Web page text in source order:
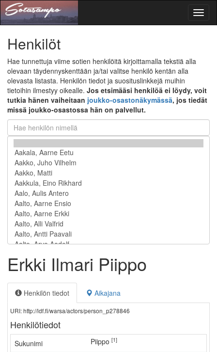
Henkilöt
Hae tunnettuja viime sotien henkilöitä kirjoittamalla tekstiä alla
olevaan täydennyskenttään ja/tai valitse henkilö kentän alla
olevasta listasta. Henkilön tiedot ja suosituslinkkejä muihin
tietoihin ilmestyy oikealle. Jos etsimääsi henkilöä ei löydy, voit
tutkia hänen vaiheitaan joukko-osastonäkymässä, jos tiedät
missä joukko-osastossa hän on palvellut.
Erkki Ilmari Piippo
Henkilön tiedot Aikajana
URI: http://ldf.fi/warsa/actors/person_p278846
Henkilötiedot
Sukunimi Piippo [1]